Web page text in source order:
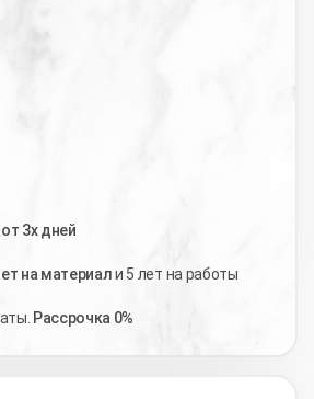
от 3х дней
на материали 5 лет на работы
Рассрочка 0%